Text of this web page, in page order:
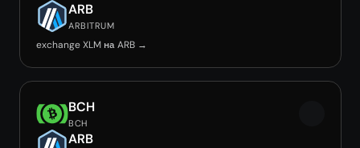
ARB
ARBITRUM
exchange XLM на ARB →
BCH
BCH
ARB